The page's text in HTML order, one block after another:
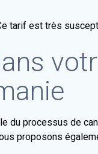
tarif est très
du processus de
proposons